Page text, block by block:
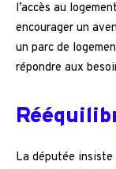
l’accès au
encourager un
un parc de
répondre aux
La députée insiste